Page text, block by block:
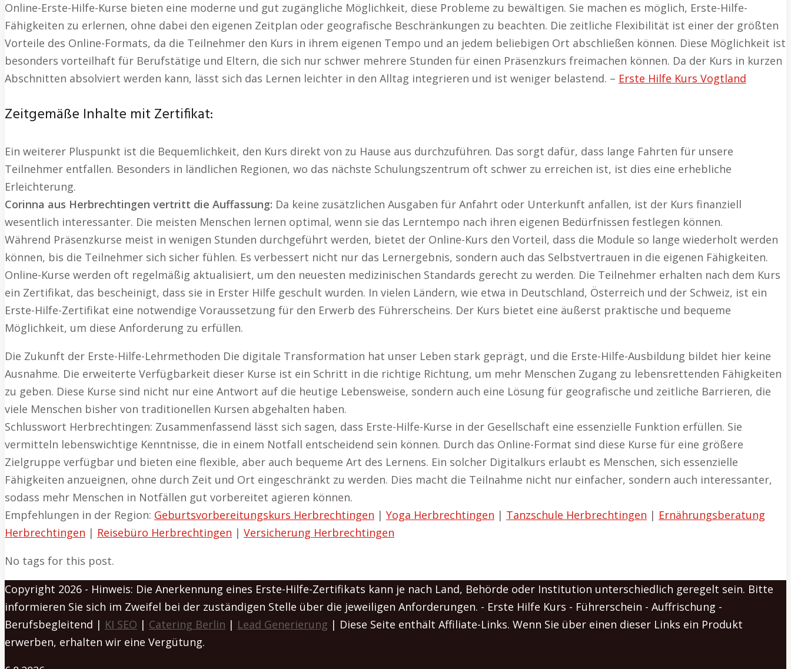
Online-Erste-Hilfe-Kurse bieten eine moderne und gut zugängliche Möglichkeit, diese Probleme zu bewältigen. Sie machen es möglich, Erste-Hilfe-
Fähigkeiten zu erlernen, ohne dabei den eigenen Zeitplan oder geografische Beschränkungen zu beachten. Die zeitliche Flexibilität ist einer der größten
Vorteile des Online-Formats, da die Teilnehmer den Kurs in ihrem eigenen Tempo und an jedem beliebigen Ort abschließen können. Diese Möglichkeit ist
besonders vorteilhaft für Berufstätige und Eltern, die sich nur schwer mehrere Stunden für einen Präsenzkurs freimachen können. Da der Kurs in kurzen
Abschnitten absolviert werden kann, lässt sich das Lernen leichter in den Alltag integrieren und ist weniger belastend. – Erste Hilfe Kurs Vogtland
Zeitgemäße Inhalte mit Zertifikat:
Ein weiterer Pluspunkt ist die Bequemlichkeit, den Kurs direkt von zu Hause aus durchzuführen. Das sorgt dafür, dass lange Fahrten für unsere
Teilnehmer entfallen. Besonders in ländlichen Regionen, wo das nächste Schulungszentrum oft schwer zu erreichen ist, ist dies eine erhebliche
Erleichterung.
Corinna aus Herbrechtingen vertritt die Auffassung: Da keine zusätzlichen Ausgaben für Anfahrt oder Unterkunft anfallen, ist der Kurs finanziell
wesentlich interessanter. Die meisten Menschen lernen optimal, wenn sie das Lerntempo nach ihren eigenen Bedürfnissen festlegen können.
Während Präsenzkurse meist in wenigen Stunden durchgeführt werden, bietet der Online-Kurs den Vorteil, dass die Module so lange wiederholt werden
können, bis die Teilnehmer sich sicher fühlen. Es verbessert nicht nur das Lernergebnis, sondern auch das Selbstvertrauen in die eigenen Fähigkeiten.
Online-Kurse werden oft regelmäßig aktualisiert, um den neuesten medizinischen Standards gerecht zu werden. Die Teilnehmer erhalten nach dem Kurs
ein Zertifikat, das bescheinigt, dass sie in Erster Hilfe geschult wurden. In vielen Ländern, wie etwa in Deutschland, Österreich und der Schweiz, ist ein
Erste-Hilfe-Zertifikat eine notwendige Voraussetzung für den Erwerb des Führerscheins. Der Kurs bietet eine äußerst praktische und bequeme
Möglichkeit, um diese Anforderung zu erfüllen.
Die Zukunft der Erste-Hilfe-Lehrmethoden Die digitale Transformation hat unser Leben stark geprägt, und die Erste-Hilfe-Ausbildung bildet hier keine
Ausnahme. Die erweiterte Verfügbarkeit dieser Kurse ist ein Schritt in die richtige Richtung, um mehr Menschen Zugang zu lebensrettenden Fähigkeiten
zu geben. Diese Kurse sind nicht nur eine Antwort auf die heutige Lebensweise, sondern auch eine Lösung für geografische und zeitliche Barrieren, die
viele Menschen bisher von traditionellen Kursen abgehalten haben.
Schlusswort Herbrechtingen: Zusammenfassend lässt sich sagen, dass Erste-Hilfe-Kurse in der Gesellschaft eine essenzielle Funktion erfüllen. Sie
vermitteln lebenswichtige Kenntnisse, die in einem Notfall entscheidend sein können. Durch das Online-Format sind diese Kurse für eine größere
Zielgruppe verfügbar und bieten eine flexible, aber auch bequeme Art des Lernens. Ein solcher Digitalkurs erlaubt es Menschen, sich essenzielle
Fähigkeiten anzueignen, ohne durch Zeit und Ort eingeschränkt zu werden. Dies macht die Teilnahme nicht nur einfacher, sondern auch interessanter,
sodass mehr Menschen in Notfällen gut vorbereitet agieren können.
Empfehlungen in der Region: Geburtsvorbereitungskurs Herbrechtingen | Yoga Herbrechtingen | Tanzschule Herbrechtingen | Ernährungsberatung
Herbrechtingen | Reisebüro Herbrechtingen | Versicherung Herbrechtingen
No tags for this post.
Copyright 2026 - Hinweis: Die Anerkennung eines Erste-Hilfe-Zertifikats kann je nach Land, Behörde oder Institution unterschiedlich geregelt sein. Bitte
informieren Sie sich im Zweifel bei der zuständigen Stelle über die jeweiligen Anforderungen. - Erste Hilfe Kurs - Führerschein - Auffrischung -
Berufsbegleitend | KI SEO | Catering Berlin | Lead Generierung | Diese Seite enthält Affiliate-Links. Wenn Sie über einen dieser Links ein Produkt
erwerben, erhalten wir eine Vergütung.